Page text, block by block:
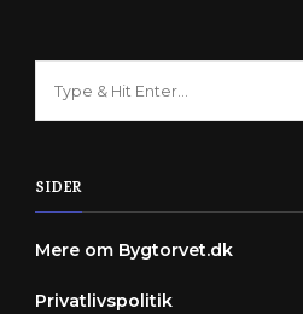
SIDER
Mere om Bygtorvet.dk
Privatlivspolitik